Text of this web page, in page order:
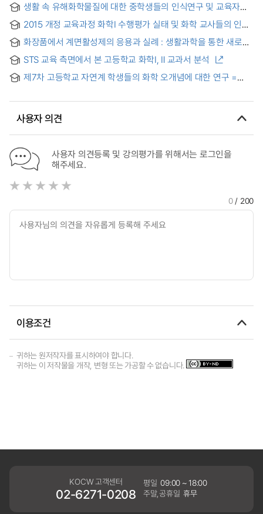
생활 속 유해화학물질에 대한 중학생들의 인식연구 및 교육자료
개발 = A Study of the Cognition of Middle School Students
on the Hazardous Chemicals of Life and Development of
Teaching Materials
2015 개정 교육과정 화학Ⅰ 수행평가 실태 및 화학 교사들의 인식
분석
화장품에서 계면활성제의 응용과 실례 : 생활과학을 통한 새로운
과학교육으로의 접근 = Example and application of
surfactant in cosmetics : approaching new scientific
education method through life science
STS 교육 측면에서 본 고등학교 화학Ⅰ, Ⅱ 교과서 분석
제7차 고등학교 자연계 학생들의 화학 오개념에 대한 연구 =
chemistry 1 according to the 7th course of study
사용자 의견
사용자 의견등록 및 강의평가를 위해서는 로그인을
해주세요.
0/ 200
이용조건
귀하는 원저작자를 표시하여야 합니다.
귀하는 이 저작물을 개작, 변형 또는 가공할 수 없습니다.
KOCW 고객센터
02-6271-0208
평일 09:00 ~ 18:00
주말,공휴일 휴무